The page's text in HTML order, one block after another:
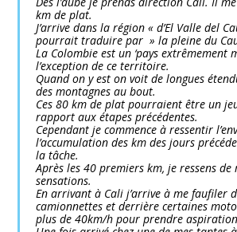
km de plat.
J’arrive dans la région « d’El Valle del
pourrait traduire par » la pleine du
La Colombie est un ‘pays extrêmement
l’exception de ce territoire.
Quand on y est on voit de longues
des montagnes au bout.
Ces 80 km de plat pourraient être un
rapport aux étapes précédentes.
Cependant je commence à ressentir
l’accumulation des km des jours
la tâche.
Après les 40 premiers km, je ressens de
sensations.
En arrivant à Cali j’arrive à me faufiler
camionnettes et derrière certaines
plus de 40km/h pour prendre